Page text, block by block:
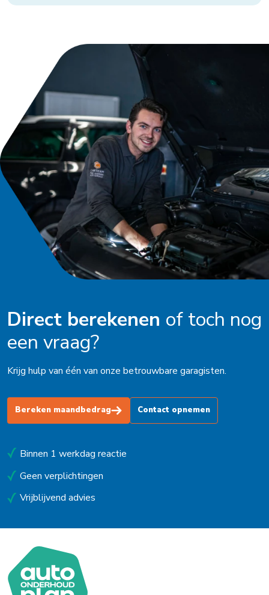
Direct berekenen of toch nog
een vraag?
Krijg hulp van één van onze betrouwbare garagisten.
Bereken maandbedrag Contact opnemen
Binnen 1 werkdag reactie
Geen verplichtingen
Vrijblijvend advies